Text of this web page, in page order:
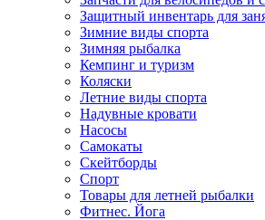
Защитный инвентарь для
Зимние виды спорта
Зимняя рыбалка
Кемпинг и туризм
Коляски
Летние виды спорта
Надувные кровати
Насосы
Самокаты
Скейтборды
Спорт
Товары для летней рыбалки
Фитнес. Йога